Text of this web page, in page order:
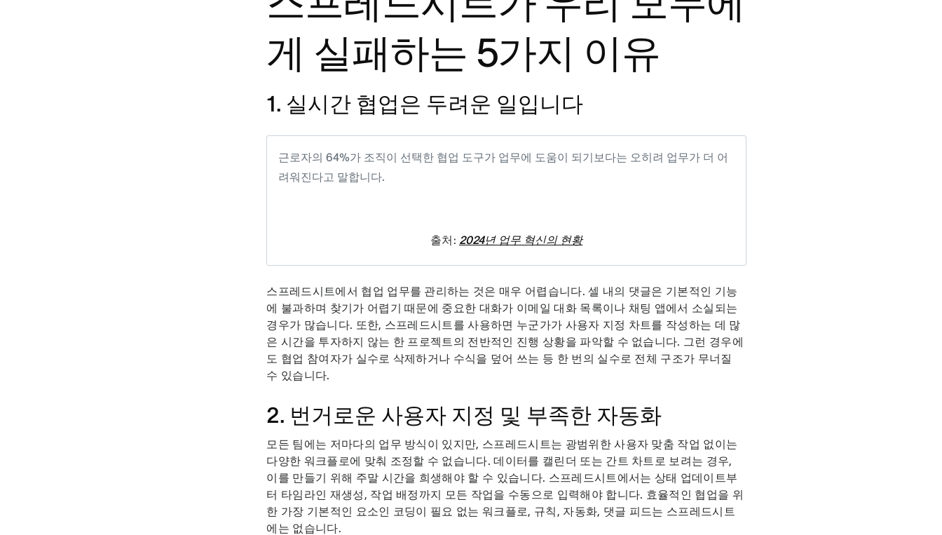
게 실패하는 5가지 이유
1. 실시간 협업은 두려운 일입니다
근로자의 64%가 조직이 선택한 협업 도구가 업무에 도움이 되기보다는 오히려 업무가 더 어
려워진다고 말합니다.
출처: 2024년 업무 혁신의 현황
스프레드시트에서 협업 업무를 관리하는 것은 매우 어렵습니다. 셀 내의 댓글은 기본적인 기능
에 불과하며 찾기가 어렵기 때문에 중요한 대화가 이메일 대화 목록이나 채팅 앱에서 소실되는
경우가 많습니다. 또한, 스프레드시트를 사용하면 누군가가 사용자 지정 차트를 작성하는 데 많
은 시간을 투자하지 않는 한 프로젝트의 전반적인 진행 상황을 파악할 수 없습니다. 그런 경우에
도 협업 참여자가 실수로 삭제하거나 수식을 덮어 쓰는 등 한 번의 실수로 전체 구조가 무너질
수 있습니다.
2. 번거로운 사용자 지정 및 부족한 자동화
모든 팀에는 저마다의 업무 방식이 있지만, 스프레드시트는 광범위한 사용자 맞춤 작업 없이는
다양한 워크플로에 맞춰 조정할 수 없습니다. 데이터를 캘린더 또는 간트 차트로 보려는 경우,
이를 만들기 위해 주말 시간을 희생해야 할 수 있습니다. 스프레드시트에서는 상태 업데이트부
터 타임라인 재생성, 작업 배정까지 모든 작업을 수동으로 입력해야 합니다. 효율적인 협업을 위
한 가장 기본적인 요소인 코딩이 필요 없는 워크플로, 규칙, 자동화, 댓글 피드는 스프레드시트
에는 없습니다.